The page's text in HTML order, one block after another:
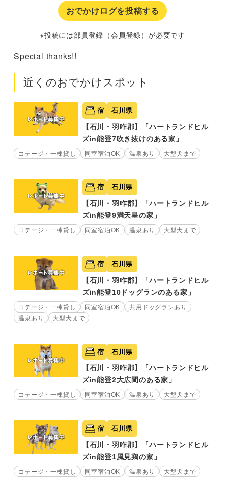
おでかけログを投稿する
※投稿には部員登録（会員登録）が必要です
Special thanks!!
近くのおでかけスポット
宿 石川県
【石川・羽咋郡】「ハートランドヒル
ズin能登7吹き抜けのある家」
コテージ・一棟貸し 同室宿泊OK 温泉あり 大型犬まで
宿 石川県
【石川・羽咋郡】「ハートランドヒル
ズin能登9満天星の家」
コテージ・一棟貸し 同室宿泊OK 温泉あり 大型犬まで
宿 石川県
【石川・羽咋郡】「ハートランドヒル
ズin能登10ドッグランのある家」
コテージ・一棟貸し 同室宿泊OK
共用ドッグランあり
温泉あり
大型犬まで
宿 石川県
【石川・羽咋郡】「ハートランドヒル
ズin能登2大広間のある家」
コテージ・一棟貸し 同室宿泊OK 温泉あり 大型犬まで
宿 石川県
【石川・羽咋郡】「ハートランドヒル
ズin能登1風見鶏の家」
コテージ・一棟貸し 同室宿泊OK 温泉あり 大型犬まで